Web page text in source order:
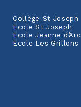
Collège St Joseph
Ecole St Joseph
Ecole Jeanne d’Arc
Ecole Les Grillons